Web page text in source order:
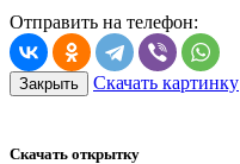
Отправить на телефон:
Закрыть Скачать картинку
Скачать открытку